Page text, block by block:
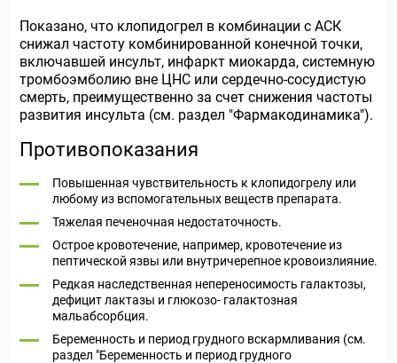
Показано, что клопидогрел в комбинации с АСК
снижал частоту комбинированной конечной точки,
включавшей инсульт, инфаркт миокарда, системную
тромбоэмболию вне ЦНС или сердечно-сосудистую
смерть, преимущественно за счет снижения частоты
развития инсульта (см. раздел "Фармакодинамика").
Противопоказания
Повышенная чувствительность к клопидогрелу или
любому из вспомогательных веществ препарата.
Тяжелая печеночная недостаточность.
Острое кровотечение, например, кровотечение из
пептической язвы или внутричерепное кровоизлияние.
Редкая наследственная непереносимость галактозы,
дефицит лактазы и глюкозо- галактозная
мальабсорбция.
Беременность и период грудного вскармливания (см.
раздел "Беременность и период грудного